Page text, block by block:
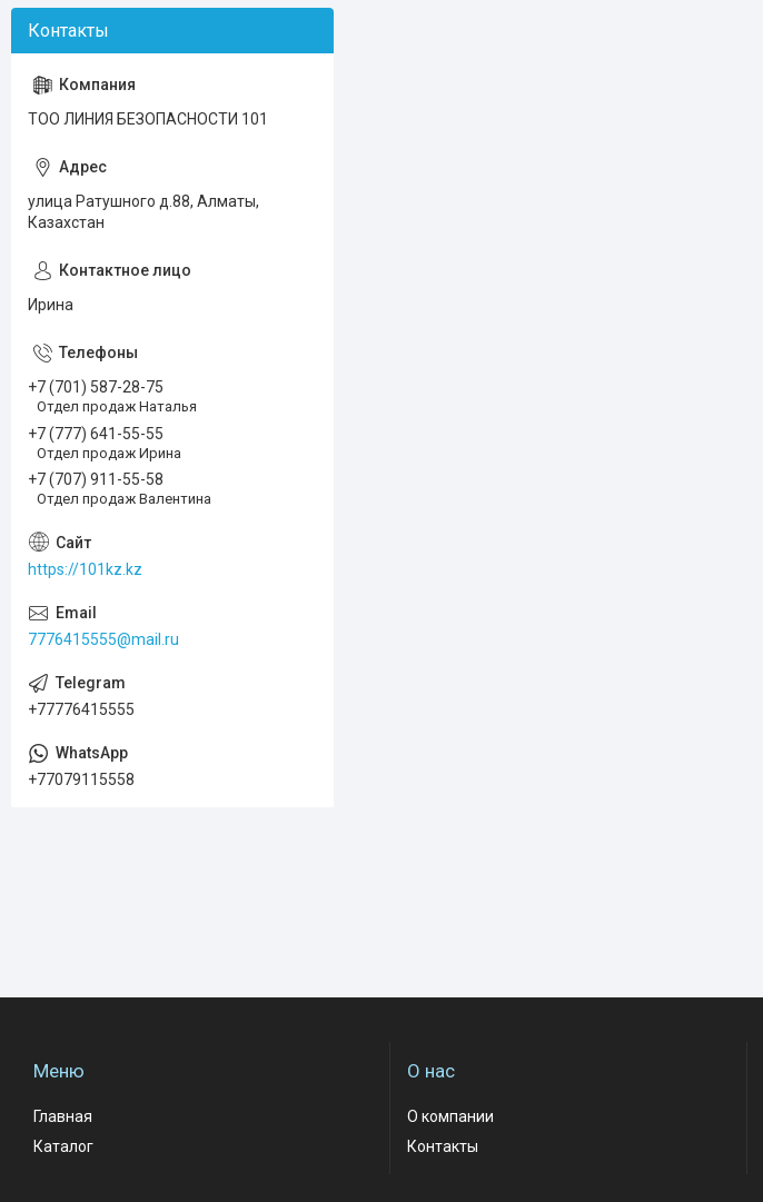
ТОО ЛИНИЯ БЕЗОПАСНОСТИ 101
улица Ратушного д.88, Алматы,
Казахстан
Ирина
+7 (701) 587-28-75
Отдел продаж Наталья
+7 (777) 641-55-55
Отдел продаж Ирина
+7 (707) 911-55-58
Отдел продаж Валентина
https://101kz.kz
7776415555@mail.ru
+77776415555
+77079115558
Меню
Главная
Каталог
О нас
О компании
Контакты